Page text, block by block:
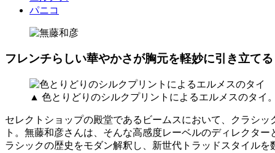
パニコ
フレンチらしい華やかさが胸元を軽妙に引き立てる
▲ 色とりどりのシルクプリントによるエルメスのタイ
セレクトショップの殿堂であるビームスにおいて、クラシ
ト。無藤和彦さんは、そんな高感度レーベルのディレクタ
ラシックの歴史をモダン解釈し、新世代トラッドスタイル